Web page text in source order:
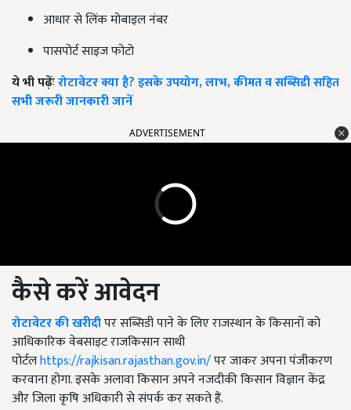
आधार से लिंक मोबाइल नंबर
पासपोर्ट साइज फोटो
ये भी पढ़ेंःरोटावेटर क्या है? इसके उपयोग, लाभ, कीमत व सब्सिडी सहित
सभी जरूरी जानकारी जानें
ADVERTISEMENT
कैसे करें आवेदन
रोटावेटर की खरीदीपर सब्सिडी पाने के लिए राजस्थान के किसानों को
आधिकारिक वेबसाइट राजकिसान साथी
पोर्टलhttps://rajkisan.rajasthan.gov.in/पर जाकर अपना पंजीकरण
करवाना होगा. इसके अलावा किसान अपने नजदीकी किसान विज्ञान केंद्र
और जिला कृषि अधिकारी से संपर्क कर सकते हैं.